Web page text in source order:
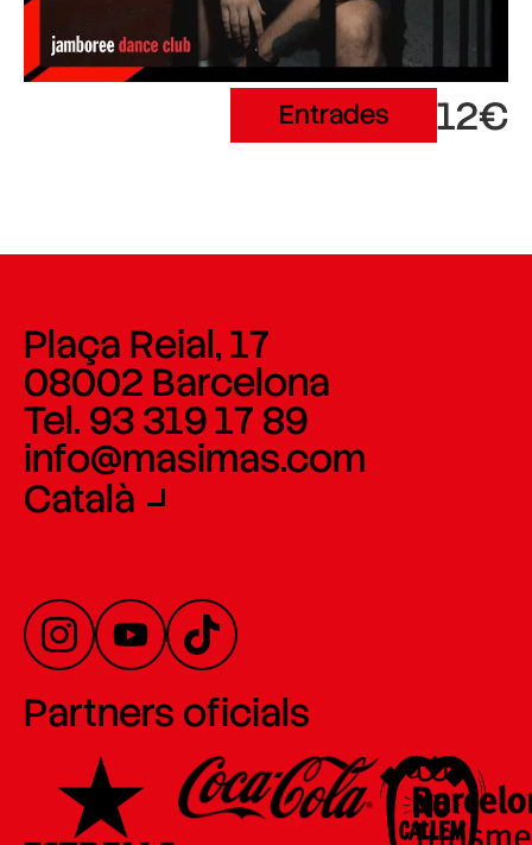
Entrades 12€
Plaça Reial, 17
08002 Barcelona
Tel. 93 319 17 89
info@masimas.com
Català
Partners oficials